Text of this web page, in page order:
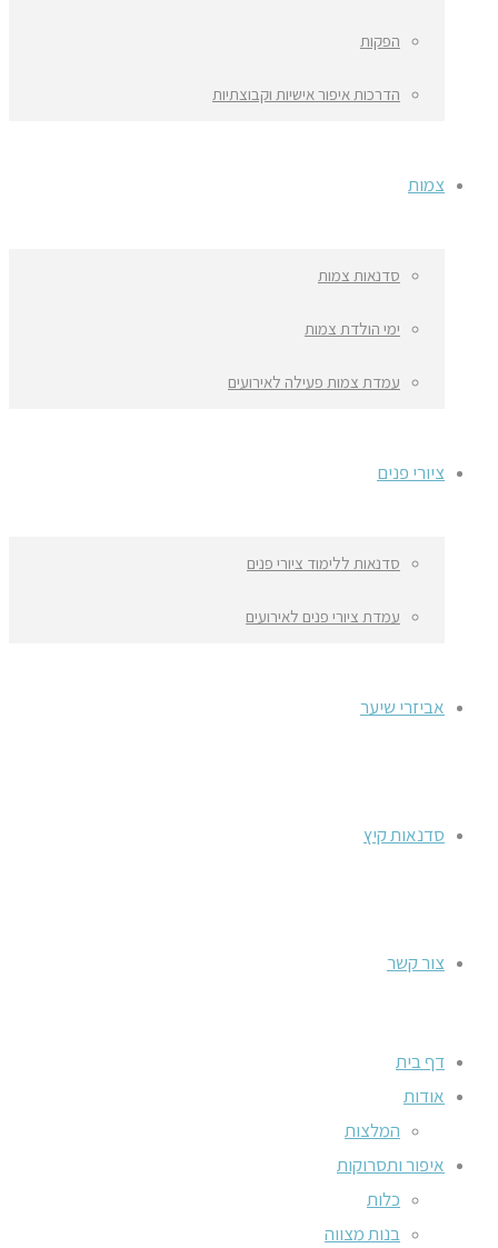
הפקות
הדרכות איפור אישיות וקבוצתיות
צמות
סדנאות צמות
ימי הולדת צמות
עמדת צמות פעילה לאירועים
ציורי פנים
סדנאות ללימוד ציורי פנים
עמדת ציורי פנים לאירועים
אביזרי שיער
סדנאות קיץ
צור קשר
דף בית
אודות
המלצות
איפור ותסרוקות
כלות
בנות מצווה